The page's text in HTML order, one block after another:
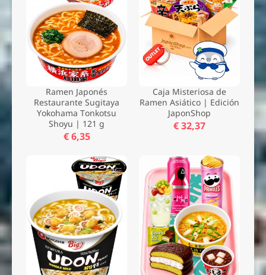
Ramen Japonés
Restaurante Sugitaya
Yokohama Tonkotsu
Shoyu | 121 g
€ 6,35
Caja Misteriosa de
Ramen Asiático | Edición
JaponShop
€ 32,37